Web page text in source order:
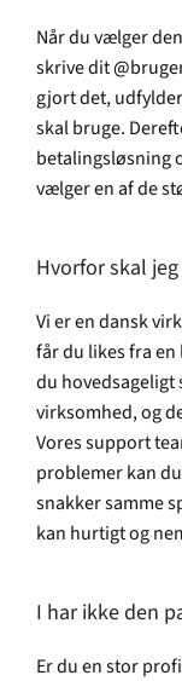
Når du vælger
skrive dit
gjort det,
skal bruge.
betalingsløsning
vælger en af de
Hvorfor skal
Vi er en dansk
får du likes fra
du
virksomhed, og
Vores support
problemer kan
snakker samme
kan hurtigt og
I har ikke den
Er du en stor